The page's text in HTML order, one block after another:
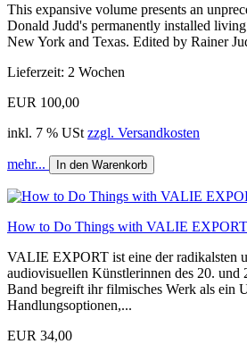
This expansive volume presents an
Donald Judd's permanently installed
New York and Texas. Edited by Rainer
Lieferzeit: 2 Wochen
EUR 100,00
inkl. 7 % USt zzgl. Versandkosten
mehr... In den Warenkorb
How to Do Things with VALIE EXPORT
VALIE EXPORT ist eine der radikalsten
audiovisuellen Künstlerinnen des 20. und
Band begreift ihr filmisches Werk als ein
Handlungsoptionen,...
EUR 34,00